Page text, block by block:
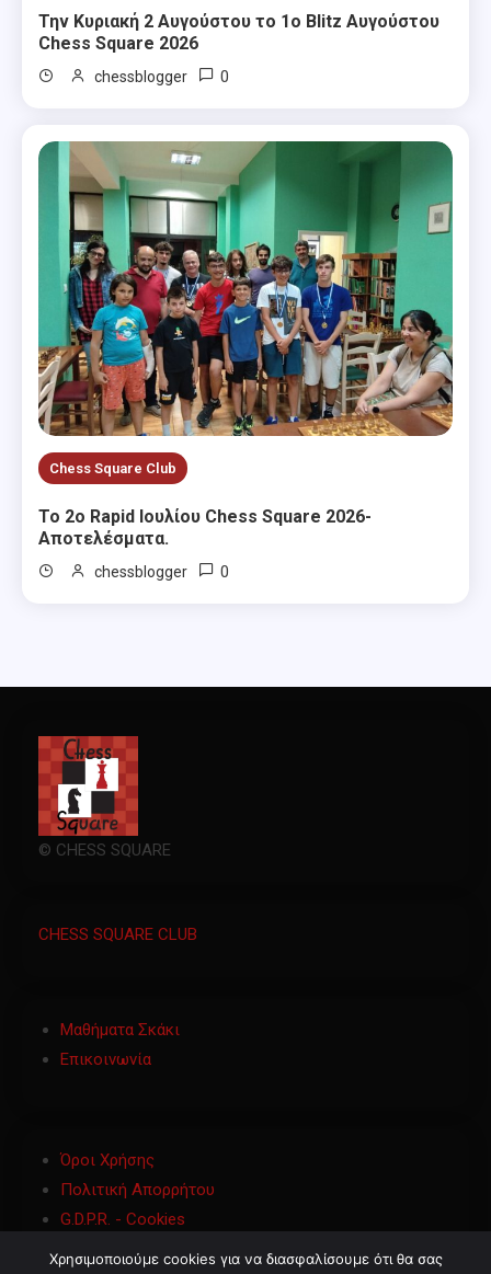
Την Κυριακή 2 Αυγούστου το 1ο Blitz Αυγούστου
Chess Square 2026
chessblogger 0
Chess Square Club
Το 2ο Rapid Ιουλίου Chess Square 2026-
Αποτελέσματα.
chessblogger 0
© CHESS SQUARE
CHESS SQUARE CLUB
Μαθήματα Σκάκι
Επικοινωνία
Όροι Χρήσης
Πολιτική Απορρήτου
G.D.P.R. - Cookies
Χρησιμοποιούμε cookies για να διασφαλίσουμε ότι θα σας